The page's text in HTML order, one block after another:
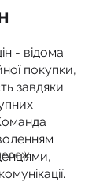
- відома
покупки,
завдяки